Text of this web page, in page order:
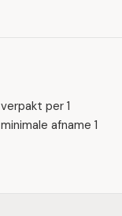
verpakt per 1
minimale afname 1